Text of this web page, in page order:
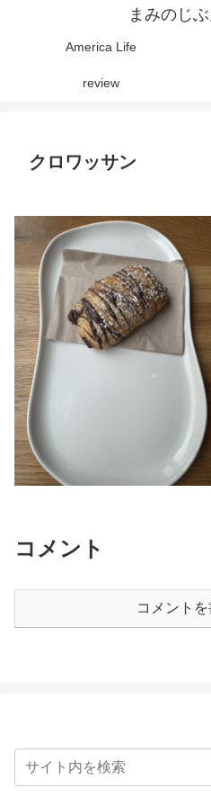
まみのじ
America Life
review
クロワッサン
コメント
コメント